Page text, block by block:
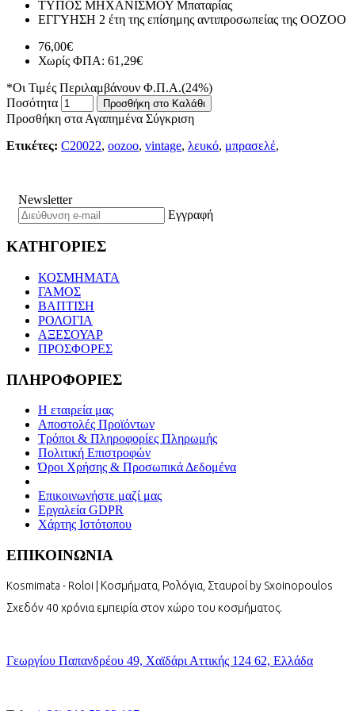
ΤΥΠΟΣ ΜΗΧΑΝΙΣΜΟΥ Μπαταρίας
ΕΓΓΥΗΣΗ 2 έτη της επίσημης αντιπροσωπείας της ΟΟΖΟΟ
76,00€
Χωρίς ΦΠΑ: 61,29€
*Οι Τιμές Περιλαμβάνουν Φ.Π.Α.(24%)
Ποσότητα
Προσθήκη στο Καλάθι
Προσθήκη στα Αγαπημένα Σύγκριση
Ετικέτες: C20022, oozoo, vintage, λευκό, μπρασελέ,
Newsletter
Εγγραφή
ΚΑΤΗΓΟΡΙΕΣ
ΚΟΣΜΗΜΑΤΑ
ΓΑΜΟΣ
ΒΑΠΤΙΣΗ
ΡΟΛΟΓΙΑ
ΑΞΕΣΟΥΑΡ
ΠΡΟΣΦΟΡΕΣ
ΠΛΗΡΟΦΟΡΙΕΣ
Η εταιρεία μας
Αποστολές Προϊόντων
Τρόποι & Πληροφορίες Πληρωμής
Πολιτική Επιστροφών
Όροι Χρήσης & Προσωπικά Δεδομένα
Επικοινωνήστε μαζί μας
Εργαλεία GDPR
Χάρτης Ιστότοπου
ΕΠΙΚΟΙΝΩΝΙΑ
Kosmimata - Roloi | Κοσμήματα, Ρολόγια, Σταυροί by Sxoinopoulos
Σχεδόν 40 χρόνια εμπειρία στον χώρο του κοσμήματος.
Γεωργίου Παπανδρέου 49, Χαϊδάρι Αττικής 124 62, Ελλάδα